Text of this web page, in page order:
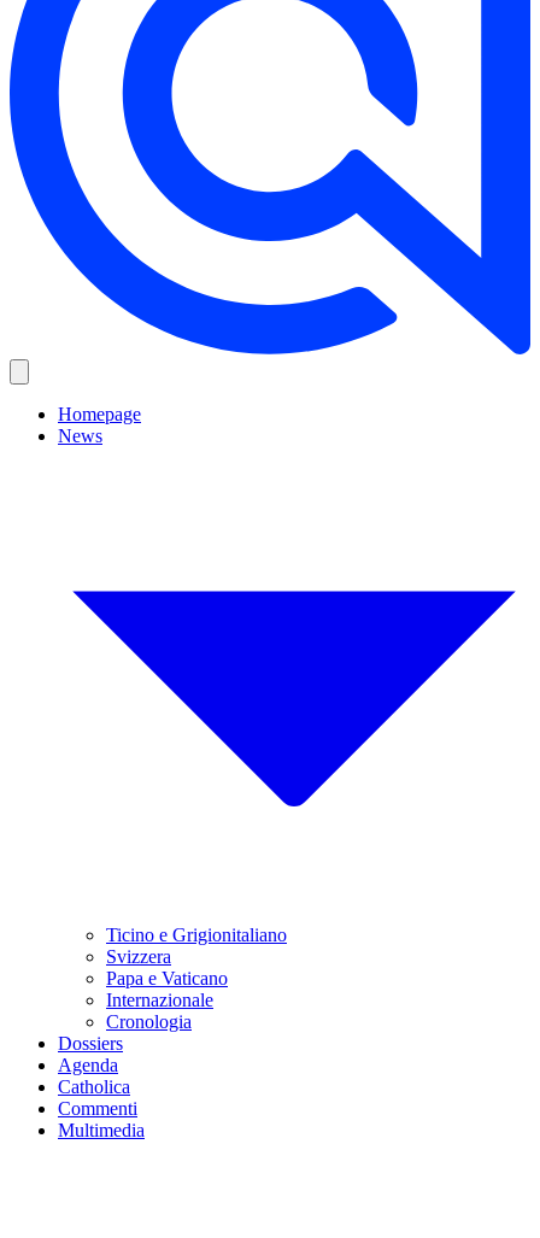
Homepage
News
Ticino e Grigionitaliano
Svizzera
Papa e Vaticano
Internazionale
Cronologia
Dossiers
Agenda
Catholica
Commenti
Multimedia